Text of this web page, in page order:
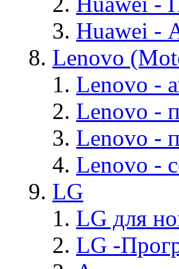
Huawei -
Lenovo
Lenovo -
Lenovo -
Lenovo -
Lenovo -
LG
LG для
LG -